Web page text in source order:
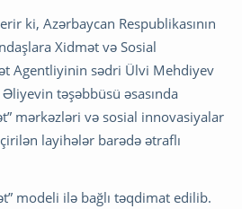
ki, Azərbaycan Respublikasının
Xidmət və Sosial
Agentliyinin sədri Ülvi Mehdiyev
təşəbbüsü əsasında
mərkəzləri və sosial innovasiyalar
layihələr barədə ətraflı
modeli ilə bağlı təqdimat edilib.